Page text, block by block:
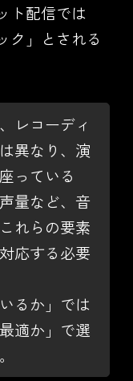
ト配信では
ク」とされる
レコーディ
異なり、演
っている
量など、音
れらの要素
応する必要
るか」では
適か」で選